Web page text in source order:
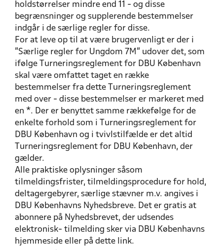
holdstørrelser mindre end 11 - og disse
begrænsninger og supplerende bestemmelser
indgår i de særlige regler for disse.
For at leve op til at være brugervenligt er der i
"Særlige regler for Ungdom 7M" udover det, som
ifølge Turneringsreglement for DBU København
skal være omfattet taget en række
bestemmelser fra dette Turneringsreglement
med over - disse bestemmelser er markeret med
en *. Der er benyttet samme rækkefølge for de
enkelte forhold som i Turneringsreglement for
DBU København og i tvivlstilfælde er det altid
Turneringsreglement for DBU København, der
gælder.
Alle praktiske oplysninger såsom
tilmeldingsfrister, tilmeldingsprocedure for hold,
deltagergebyrer, særlige stævner m.v. angives i
DBU Københavns Nyhedsbreve. Det er gratis at
abonnere på Nyhedsbrevet, der udsendes
elektronisk- tilmelding sker via DBU Københavns
hjemmeside eller på dette link.